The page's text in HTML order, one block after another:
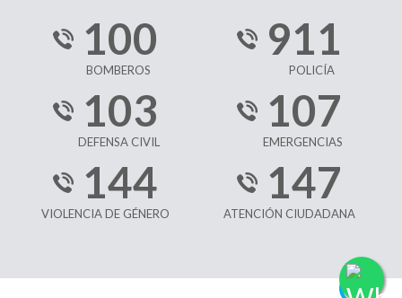
100
BOMBEROS
911
POLICÍA
103
DEFENSA CIVIL
107
EMERGENCIAS
144
VIOLENCIA DE GÉNERO
147
ATENCIÓN CIUDADANA